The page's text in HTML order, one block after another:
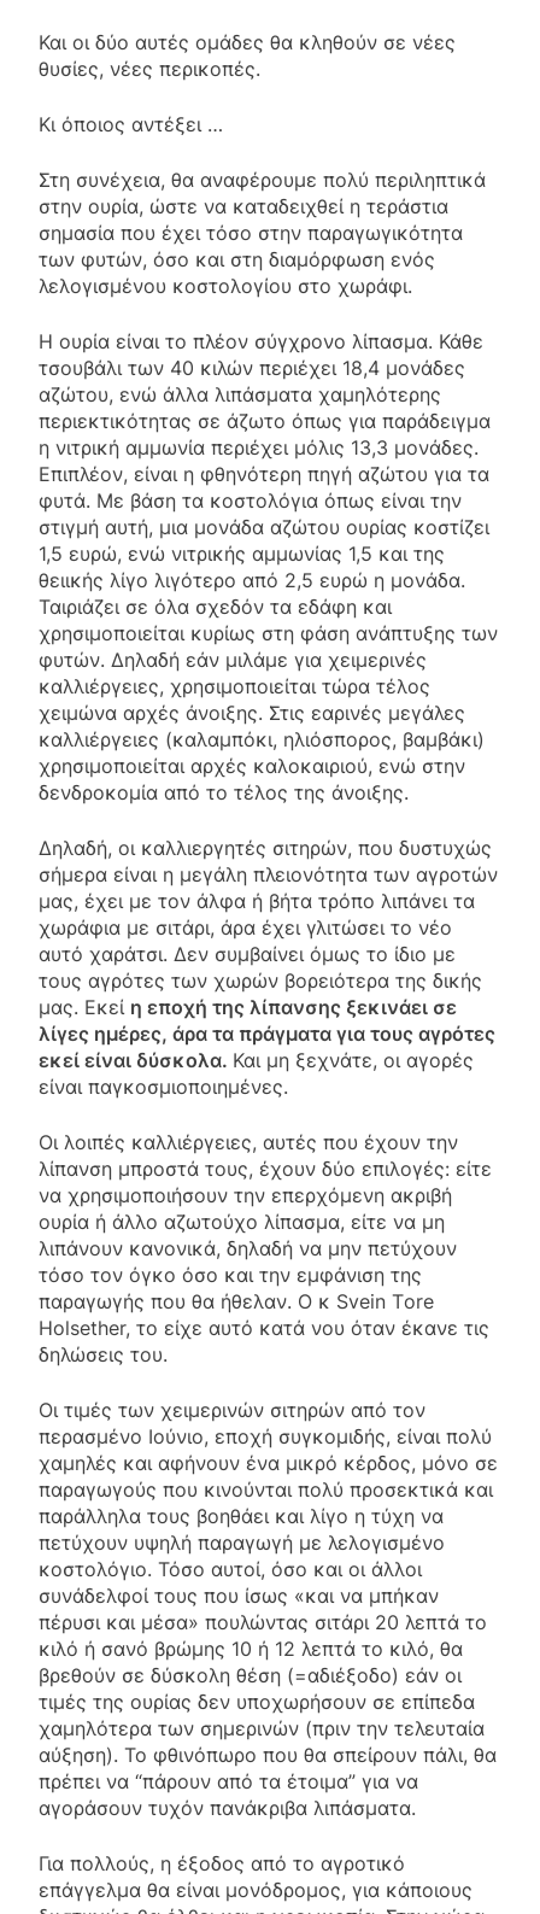
Και οι δύο αυτές ομάδες θα κληθούν σε νέες
θυσίες, νέες περικοπές.
Κι όποιος αντέξει …
Στη συνέχεια, θα αναφέρουμε πολύ περιληπτικά
στην ουρία, ώστε να καταδειχθεί η τεράστια
σημασία που έχει τόσο στην παραγωγικότητα
των φυτών, όσο και στη διαμόρφωση ενός
λελογισμένου κοστολογίου στο χωράφι.
Η ουρία είναι το πλέον σύγχρονο λίπασμα. Κάθε
τσουβάλι των 40 κιλών περιέχει 18,4 μονάδες
αζώτου, ενώ άλλα λιπάσματα χαμηλότερης
περιεκτικότητας σε άζωτο όπως για παράδειγμα
η νιτρική αμμωνία περιέχει μόλις 13,3 μονάδες.
Επιπλέον, είναι η φθηνότερη πηγή αζώτου για τα
φυτά. Με βάση τα κοστολόγια όπως είναι την
στιγμή αυτή, μια μονάδα αζώτου ουρίας κοστίζει
1,5 ευρώ, ενώ νιτρικής αμμωνίας 1,5 και της
θειικής λίγο λιγότερο από 2,5 ευρώ η μονάδα.
Ταιριάζει σε όλα σχεδόν τα εδάφη και
χρησιμοποιείται κυρίως στη φάση ανάπτυξης των
φυτών. Δηλαδή εάν μιλάμε για χειμερινές
καλλιέργειες, χρησιμοποιείται τώρα τέλος
χειμώνα αρχές άνοιξης. Στις εαρινές μεγάλες
καλλιέργειες (καλαμπόκι, ηλιόσπορος, βαμβάκι)
χρησιμοποιείται αρχές καλοκαιριού, ενώ στην
δενδροκομία από το τέλος της άνοιξης.
Δηλαδή, οι καλλιεργητές σιτηρών, που δυστυχώς
σήμερα είναι η μεγάλη πλειονότητα των αγροτών
μας, έχει με τον άλφα ή βήτα τρόπο λιπάνει τα
χωράφια με σιτάρι, άρα έχει γλιτώσει το νέο
αυτό χαράτσι. Δεν συμβαίνει όμως το ίδιο με
τους αγρότες των χωρών βορειότερα της δικής
μας. Εκεί η εποχή της λίπανσης ξεκινάει σε
λίγες ημέρες, άρα τα πράγματα για τους αγρότες
εκεί είναι δύσκολα. Και μη ξεχνάτε, οι αγορές
είναι παγκοσμιοποιημένες.
Οι λοιπές καλλιέργειες, αυτές που έχουν την
λίπανση μπροστά τους, έχουν δύο επιλογές: είτε
να χρησιμοποιήσουν την επερχόμενη ακριβή
ουρία ή άλλο αζωτούχο λίπασμα, είτε να μη
λιπάνουν κανονικά, δηλαδή να μην πετύχουν
τόσο τον όγκο όσο και την εμφάνιση της
παραγωγής που θα ήθελαν. Ο κ Svein Τore
Ηolsether, το είχε αυτό κατά νου όταν έκανε τις
δηλώσεις του.
Οι τιμές των χειμερινών σιτηρών από τον
περασμένο Ιούνιο, εποχή συγκομιδής, είναι πολύ
χαμηλές και αφήνουν ένα μικρό κέρδος, μόνο σε
παραγωγούς που κινούνται πολύ προσεκτικά και
παράλληλα τους βοηθάει και λίγο η τύχη να
πετύχουν υψηλή παραγωγή με λελογισμένο
κοστολόγιο. Τόσο αυτοί, όσο και οι άλλοι
συνάδελφοί τους που ίσως «και να μπήκαν
πέρυσι και μέσα» πουλώντας σιτάρι 20 λεπτά το
κιλό ή σανό βρώμης 10 ή 12 λεπτά το κιλό, θα
βρεθούν σε δύσκολη θέση (=αδιέξοδο) εάν οι
τιμές της ουρίας δεν υποχωρήσουν σε επίπεδα
χαμηλότερα των σημερινών (πριν την τελευταία
αύξηση). Το φθινόπωρο που θα σπείρουν πάλι, θα
πρέπει να “πάρουν από τα έτοιμα” για να
αγοράσουν τυχόν πανάκριβα λιπάσματα.
Για πολλούς, η έξοδος από το αγροτικό
επάγγελμα θα είναι μονόδρομος, για κάποιους